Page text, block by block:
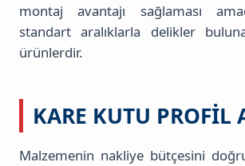
montaj avantajı sağlaması
standart aralıklarla delikler
ürünlerdir.
KARE KUTU PROFIL
Malzemenin nakliye bütçesini